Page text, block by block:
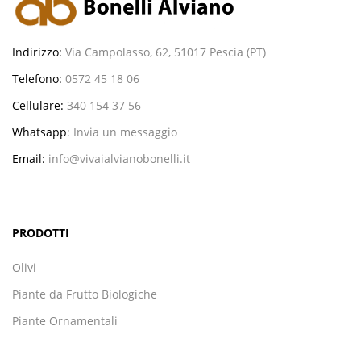
Indirizzo: Via Campolasso, 62, 51017 Pescia (PT)
Telefono: 0572 45 18 06
Cellulare: 340 154 37 56
Whatsapp: Invia un messaggio
Email: info@vivaialvianobonelli.it
PRODOTTI
Olivi
Piante da Frutto Biologiche
Piante Ornamentali